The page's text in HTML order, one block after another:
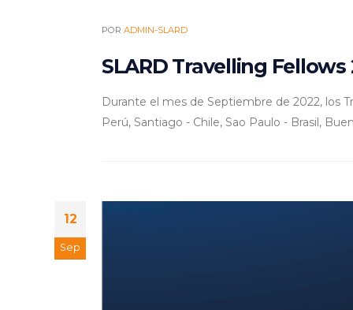
POR ADMIN-SLARD
SLARD Travelling Fellows
Durante el mes de Septiembre de 2022, los
Perú, Santiago - Chile, Sao Paulo - Brasil,
12
Sep